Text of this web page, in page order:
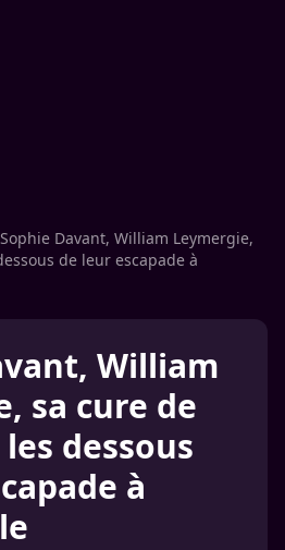
Sophie Davant, William Leymergie,
de leur escapade à
William
sa cure de
dessous
à